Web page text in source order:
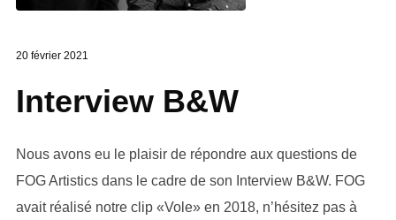
20 février 2021
Interview B&W
Nous avons eu le plaisir de répondre aux questions de
FOG Artistics dans le cadre de son Interview B&W. FOG
avait réalisé notre clip «Vole» en 2018, n’hésitez pas à